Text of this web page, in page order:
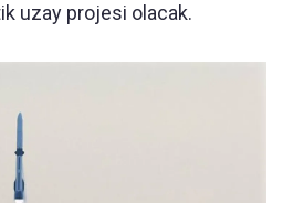
uzay projesi olacak.